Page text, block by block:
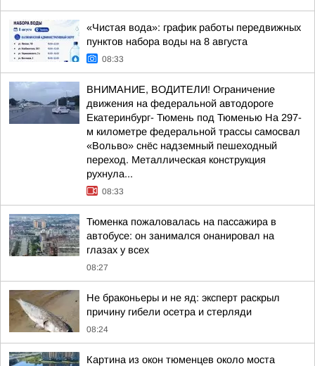
«Чистая вода»: график работы передвижных
пунктов набора воды на 8 августа
08:33
ВНИМАНИЕ, ВОДИТЕЛИ! Ограничение
движения на федеральной автодороге
Екатеринбург- Тюмень под Тюменью На 297-
м километре федеральной трассы самосвал
«Вольво» снёс надземный пешеходный
переход. Металлическая конструкция
рухнула...
08:33
Тюменка пожаловалась на пассажира в
автобусе: он занимался онанировал на
глазах у всех
08:27
Не браконьеры и не яд: эксперт раскрыл
причину гибели осетра и стерляди
08:24
Картина из окон тюменцев около моста